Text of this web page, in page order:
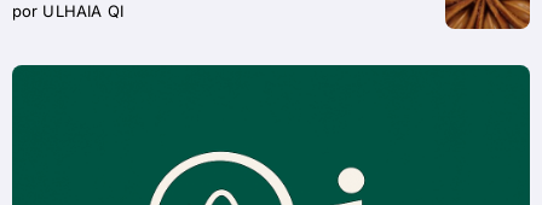
por ULHAIA QI